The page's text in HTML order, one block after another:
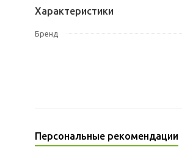
Характеристики
Бренд
Персональные рекомендации